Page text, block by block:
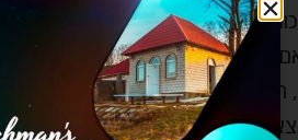
תשלוט עלי ואבלה שעות רבות
אם אני חושב שההתקדמות הרוחנית
את הדבר הרוחני שאני עובד
את עצמי חולם כל ה"שמונה-